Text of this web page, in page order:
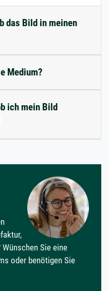
das Bild in meinen
Medium?
ich mein Bild
Sie eine
oder benötigen Sie